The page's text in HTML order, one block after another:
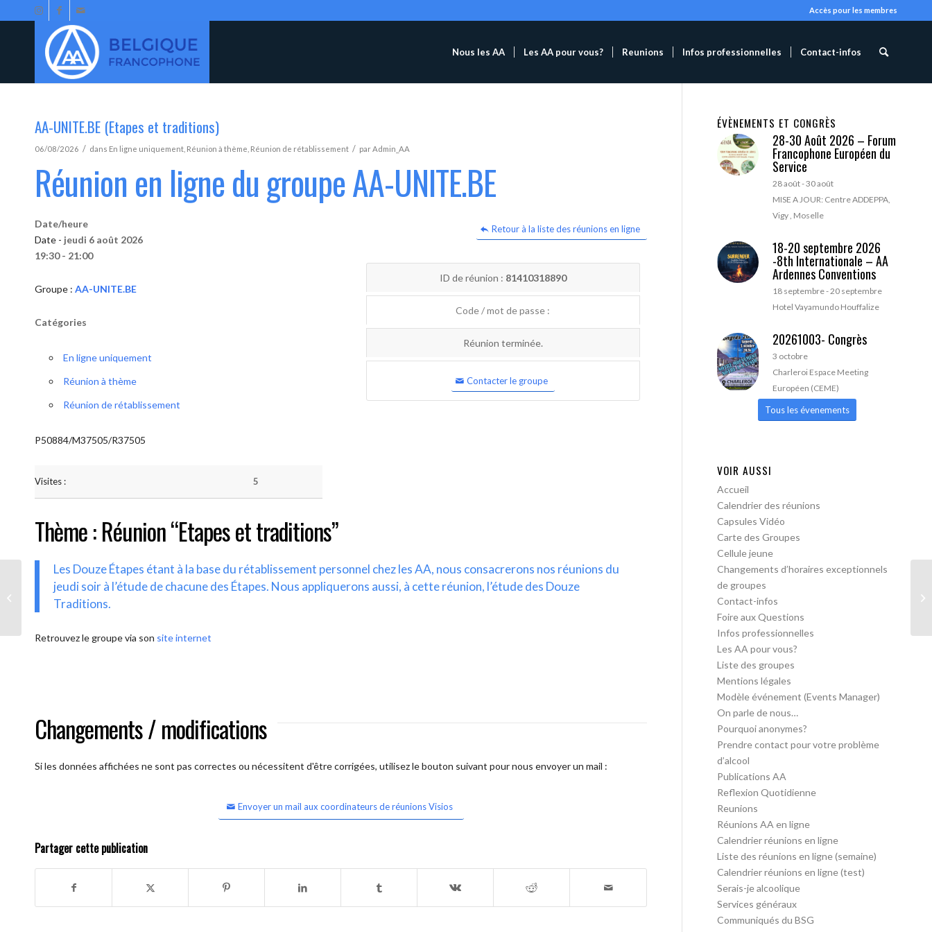
Accès pour les membres
Nous les AA Les AA pour vous? Reunions Infos professionnelles Contact-infos
AA-UNITE.BE (Etapes et traditions)
06/08/2026 / dans En ligne uniquement Réunion à thème Réunion de rétablissement / parAdmin_AA
Réunion en ligne du groupe AA-UNITE.BE
Retour à la liste des réunions en ligne
Date/heure
Date - jeudi 6 août 2026
19:30 - 21:00
Groupe : AA-UNITE.BE
Catégories
En ligne uniquement
Réunion à thème
Réunion de rétablissement
P50884/M37505/R37505
Visites : 5
ID de réunion : 81410318890
Code / mot de passe :
Réunion terminée.
Contacter le groupe
Thème : Réunion “Etapes et traditions”
Les Douze Étapes étant à la base du rétablissement personnel chez les AA, nous consacrerons nos réunions du
jeudi soir à l’étude de chacune des Étapes. Nous appliquerons aussi, à cette réunion, l’étude des Douze
Traditions.
Retrouvez le groupe via son site internet
Changements / modifications
Si les données affichées ne sont pas correctes ou nécessitent d'être corrigées, utilisez le bouton suivant pour nous envoyer un mail :
Envoyer un mail aux coordinateurs de réunions Visios
Partager cette publication
ÉVÈNEMENTS ET CONGRÈS
28-30 Août 2026 – Forum
Francophone Européen du
Service
28 août-30 août
MISE A JOUR: Centre ADDEPPA,
Vigy , Moselle
18-20 septembre 2026
-8th Internationale – AA
Ardennes Conventions
18 septembre-20 septembre
Hotel Vayamundo Houffalize
20261003- Congrès
3 octobre
Charleroi Espace Meeting
Européen (CEME)
Tous les évenements
VOIR AUSSI
Accueil
Calendrier des réunions
Capsules Vidéo
Carte des Groupes
Cellule jeune
Changements d’horaires exceptionnels
de groupes
Contact-infos
Foire aux Questions
Infos professionnelles
Les AA pour vous?
Liste des groupes
Mentions légales
Modèle événement (Events Manager)
On parle de nous…
Pourquoi anonymes?
Prendre contact pour votre problème
d’alcool
Publications AA
Reflexion Quotidienne
Reunions
Réunions AA en ligne
Calendrier réunions en ligne
Liste des réunions en ligne (semaine)
Calendrier réunions en ligne (test)
Serais-je alcoolique
Services généraux
Communiqués du BSG
AA-UNITE.BE (Etapes et traditions)